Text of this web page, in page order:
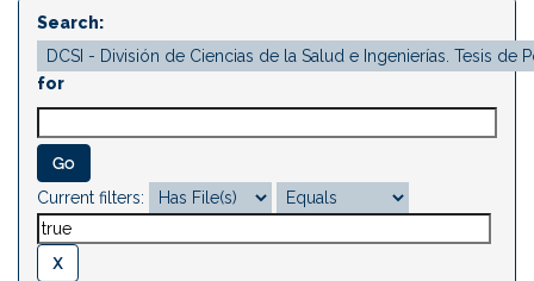
Search:
for
Current filters: